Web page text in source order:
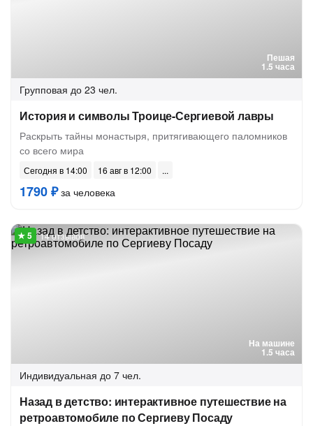
Пешая
1.5 часа
Групповая до 23 чел.
История и символы Троице-Сергиевой лавры
Раскрыть тайны монастыря, притягивающего паломников
со всего мира
Сегодня в 14:00 16 авг в 12:00
1790 ₽за человека
На машине
1.5 часа
14 отзывов
Индивидуальная до 7 чел.
Назад в детство: интерактивное путешествие на
ретроавтомобиле по Сергиеву Посаду